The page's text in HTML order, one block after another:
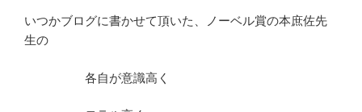
いつかブログに書かせて頂いた、ノーベル賞の本庶佐先
生の
各自が意識高く